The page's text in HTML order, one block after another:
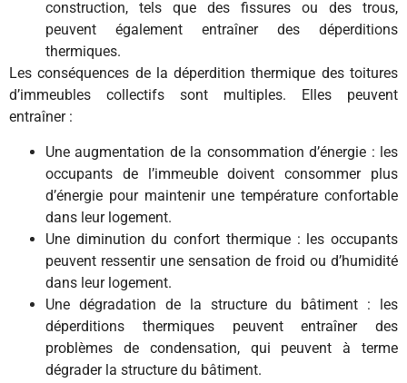
construction, tels que des fissures ou des trous,
peuvent également entraîner des déperditions
thermiques.
Les conséquences de la déperdition thermique des toitures
d’immeubles collectifs sont multiples. Elles peuvent
entraîner :
Une augmentation de la consommation d’énergie : les
occupants de l’immeuble doivent consommer plus
d’énergie pour maintenir une température confortable
dans leur logement.
Une diminution du confort thermique : les occupants
peuvent ressentir une sensation de froid ou d’humidité
dans leur logement.
Une dégradation de la structure du bâtiment : les
déperditions thermiques peuvent entraîner des
problèmes de condensation, qui peuvent à terme
dégrader la structure du bâtiment.